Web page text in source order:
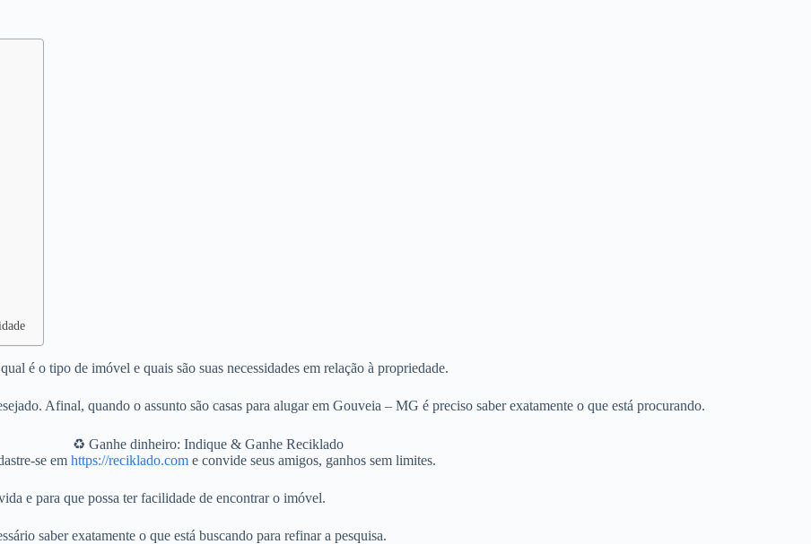
é o tipo de imóvel e quais são suas necessidades em relação à propriedade.
Afinal, quando o assunto são casas para alugar em Gouveia – MG é preciso saber exatamente o que está procurando.
♻️ Ganhe dinheiro: Indique & Ganhe Reciklado
se em https://reciklado.come convide seus amigos, ganhos sem limites.
e para que possa ter facilidade de encontrar o imóvel.
saber exatamente o que está buscando para refinar a pesquisa.